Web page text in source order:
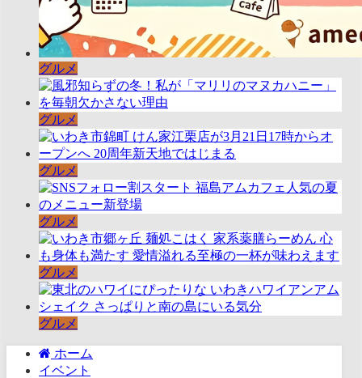
グルメ
グルメ
グルメ
グルメ
グルメ
グルメ
ホーム
イベント